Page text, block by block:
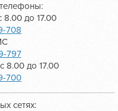
8.00 до 17.00
708
797
8.00 до 17.00
700
сетях: